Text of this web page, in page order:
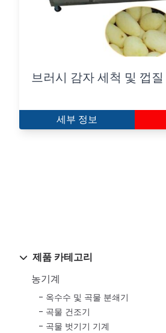
제품 카테고리
농기계
옥수수 및 곡물 분쇄기
곡물 건조기
곡물 벗기기 기계
브러시 감자 세척 및 껍
세부 정보